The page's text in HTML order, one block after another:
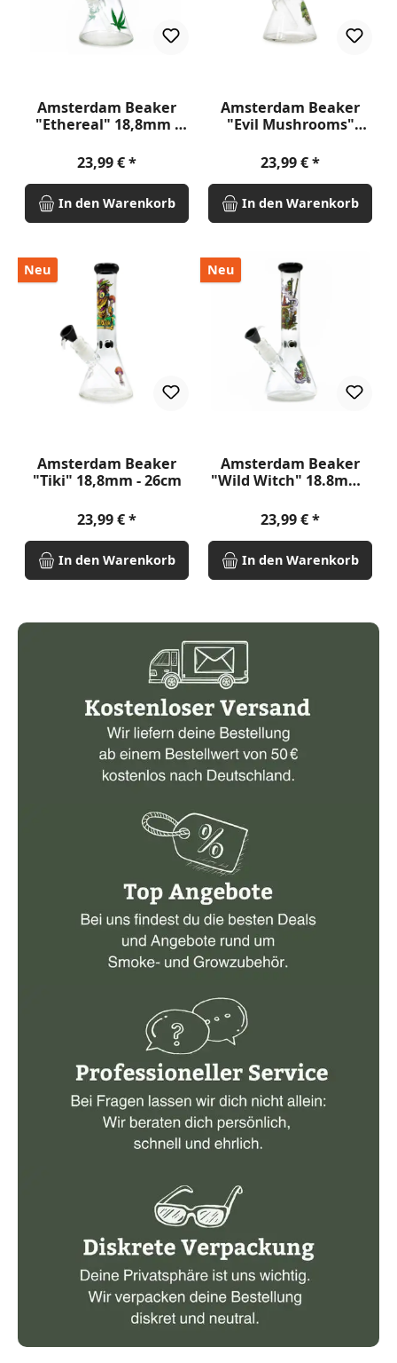
Amsterdam Beaker
"Ethereal" 18,8mm -
Regulärer Preis:
23,99 €
In den Warenkorb
Amsterdam Beaker
"Evil Mushrooms"
Regulärer Preis:
23,99 €
In den Warenkorb
Neu
Amsterdam Beaker
"Tiki" 18,8mm - 26cm
Regulärer Preis:
23,99 €
In den Warenkorb
Neu
Amsterdam Beaker
"Wild Witch" 18.8mm -
Regulärer Preis:
23,99 €
In den Warenkorb